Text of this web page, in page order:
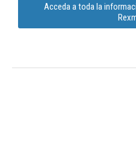
Acceda a toda la